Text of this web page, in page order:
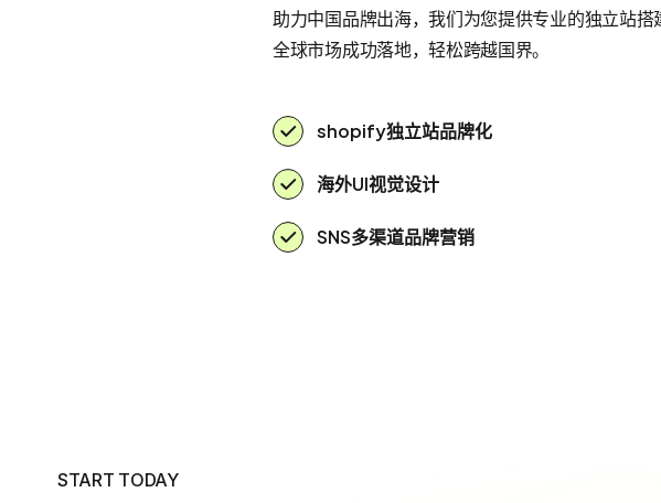
助力中国品牌出海，我们为您提供专业的独立站
全球市场成功落地，轻松跨越国界。
shopify独立站品牌化
海外UI视觉设计
SNS多渠道品牌营销
START TODAY